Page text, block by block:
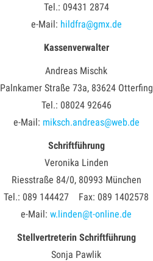
Tel.: 09431 2874
e-Mail: hildfra@gmx.de
Kassenverwalter
Andreas Mischk
Palnkamer Straße 73a, 83624 Otterfing
Tel.: 08024 92646
e-Mail: miksch.andreas@web.de
Schriftführung
Veronika Linden
Riesstraße 84/0, 80993 München
Tel.: 089 144427 Fax: 089 1402578
e-Mail: w.linden@t-online.de
Stellvertreterin Schriftführung
Sonja Pawlik